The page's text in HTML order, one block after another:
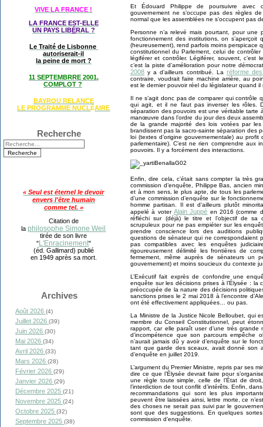
VIVE LA FRANCE !
LA FRANCE EST-ELLE
UN PAYS LIBÉRAL ?
Le Traité de Lisbonne
autoriserait-il
la peine de mort ?
11 SEPTEMBRRE 2001,
COMPLOT ?
BAYROU RELANCE
LE PROGRAMME NUCLÉAIRE
Recherche
« Seul est éternel le devoir
envers l'être humain
comme tel. »
Citation de
laphilosophe Simone Weil
tirée de son livre
"L'Enracinement"
(éd. Gallimard) publié
en 1949 après sa mort.
Archives
Août 2026 (4)
Juillet 2026 (39)
Juin 2026 (30)
Mai 2026 (34)
Avril 2026 (33)
Mars 2026 (28)
Février 2026 (29)
Janvier 2026 (29)
Décembre 2025 (21)
Novembre 2025 (24)
Octobre 2025 (32)
Septembre 2025 (38)
Et Édouard Philippe de poursuivre avec
gouvernement ne s’occupe pas des règles
normal que les assemblées ne s’occupent pas
Personne n’a relevé mais pourtant, pour
fonctionnement des institutions, on s’aperçoit
(heureusement), rend parfois moins perspicace
constitutionnel du Parlement, celui de
légiférer et contrôler. Légiférer, souvent, c’est
c’est la piste d’amélioration pour notre
2008 y a d’ailleurs contribué. La réforme
contraire, voudrait faire machine arrière, au
est le dernier pouvoir réel du législateur quand il
Il ne s’agit donc pas de comparer qui contrôle
qui agit, et il ne faut pas inverser les rôles.
séparation des pouvoirs est une véritable tarte
manœuvre dans l’ordre du jour des deux
de la grande majorité des lois votées par
brandissent pas la sacro-sainte séparation des
loi (textes d’origine gouvernementale) au
parlementaire). C’est ne rien comprendre aux
pouvoirs. Il y a forcément des interactions.
Enfin, dire cela, c’était sans compter la très
commission d’enquête, Philippe Bas, ancien
et à mon sens, le plus apte, de tous les
d’une commission d’enquête sur le
homme partisan. Il est d’ailleurs plutôt
appelé à voter Alain Juppé en 2016 (comme
réfléchi sur (déjà) le titre et l’objectif de sa
scrupuleux pour ne pas empiéter sur les
prendre conscience lors des auditions
questions de sénateur qui ne correspondaient
pas compatibles avec les enquêtes
rigoureusement délimité les frontières de
fermement, même auprès de sénateurs un
gouvernement) et moins soucieux du contexte
L’Exécutif fait exprès de confondre une
enquête sur les décisions prises à l’Élysée : la
préoccupée de la nature des décisions
sanctions prises le 2 mai 2018 à l’encontre
ont été effectivement appliquées… ou pas.
La Ministre de la Justice Nicole Belloubet, qui
membre du Conseil Constitutionnel, peut
rapport, car elle paraît user d’une très grande
d’incompétence que son parcours empêche
n’aurait jamais dû y avoir d’enquête sur le
tant que garde des sceaux, avait donné son
d’enquête en juillet 2019.
L’argument du Premier Ministre, repris par ses
dire ce que l’Élysée devrait faire pour
une règle toute simple, celle de l’État de
l’interdiction de tout conflit d’intérêts. Enfin,
recommandations qui sont les plus
peuvent être laissées ainsi, lettre morte, ce
des choses ne serait pas suivi par le
sont que des suggestions. En quelques
commission d’enquête.